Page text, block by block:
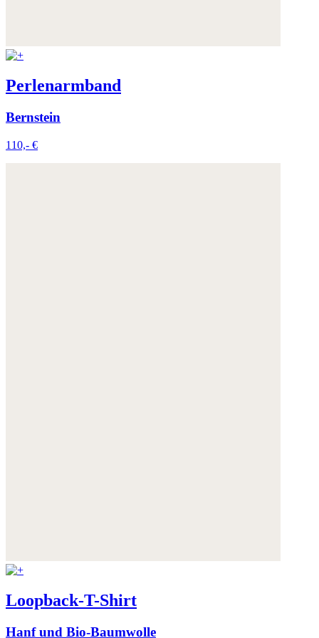
Perlenarmband
Bernstein
110,- €
Loopback-T-Shirt
Hanf und Bio-Baumwolle